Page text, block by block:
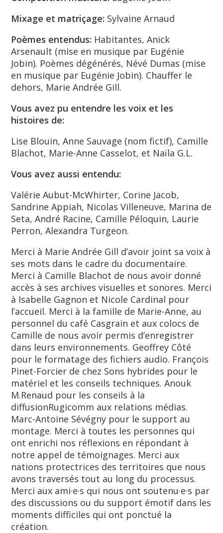
Mixage et matriçage: Sylvaine Arnaud
Poèmes entendus: Habitantes, Anick
Arsenault (mise en musique par Eugénie
Jobin). Poèmes dégénérés, Névé Dumas (mise
en musique par Eugénie Jobin). Chauffer le
dehors, Marie Andrée Gill.
Vous avez pu entendre les voix et les
histoires de:
Lise Blouin, Anne Sauvage (nom fictif), Camille
Blachot, Marie-Anne Casselot, et Naïla G.L.
Vous avez aussi entendu:
Valérie Aubut-McWhirter, Corine Jacob,
Sandrine Appiah, Nicolas Villeneuve, Marina de
Seta, André Racine, Camille Péloquin, Laurie
Perron, Alexandra Turgeon.
Merci à Marie Andrée Gill d’avoir joint sa voix à
ses mots dans le cadre du documentaire.
Merci à Camille Blachot de nous avoir donné
accès à ses archives visuelles et sonores. Merci
à Isabelle Gagnon et Nicole Cardinal pour
l’accueil. Merci à la famille de Marie-Anne, au
personnel du café Casgrain et aux colocs de
Camille de nous avoir permis d’enregistrer
dans leurs environnements. Geoffrey Côté
pour le formatage des fichiers audio. François
Pinet-Forcier de chez Sons hybrides pour le
matériel et les conseils techniques. Anouk
M.Renaud pour les conseils à la
diffusionRugicomm aux relations médias.
Marc-Antoine Sévégny pour le support au
montage. Merci à toutes les personnes qui
ont enrichi nos réflexions en répondant à
notre appel de témoignages. Merci aux
nations protectrices des territoires que nous
avons traversés tout au long du processus.
Merci aux ami·e·s qui nous ont soutenu·e·s par
des discussions ou du support émotif dans les
moments difficiles qui ont ponctué la
création.